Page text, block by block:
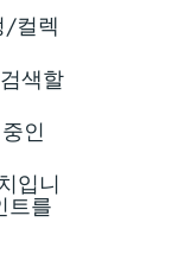
/컬렉
색할
인
입니
트를